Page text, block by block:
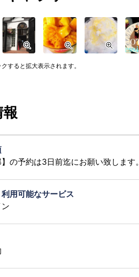
すると拡大表示されます。
】の予約は3日前迄にお願い致します。
用可能なサービス